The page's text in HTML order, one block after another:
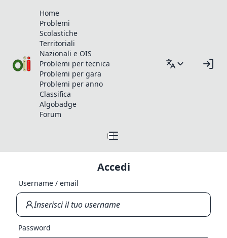
Home
Problemi
Scolastiche
Territoriali
Nazionali e OIS
Problemi per tecnica
Problemi per gara
Problemi per anno
Classifica
Algobadge
Forum
Accedi
Username / email
Password